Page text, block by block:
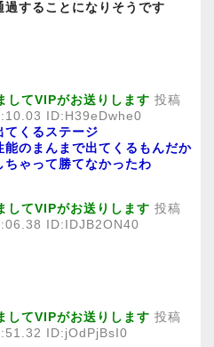
することになりそうです
してVIPがお送りします 投稿
ID:H39eDwhe0
てくるステージ
のまんまで出てくるもんだか
ちゃって勝てなかったわ
してVIPがお送りします 投稿
ID:IDJB2ON40
してVIPがお送りします 投稿
ID:jOdPjBsI0